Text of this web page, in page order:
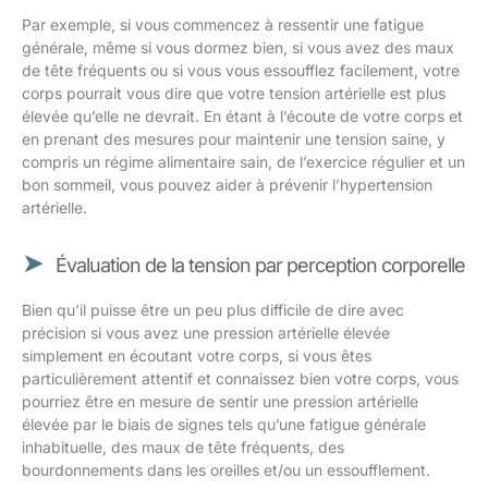
Par exemple, si vous commencez à ressentir une fatigue
générale, même si vous dormez bien, si vous avez des maux
de tête fréquents ou si vous vous essoufflez facilement, votre
corps pourrait vous dire que votre tension artérielle est plus
élevée qu’elle ne devrait. En étant à l’écoute de votre corps et
en prenant des mesures pour maintenir une tension saine, y
compris un régime alimentaire sain, de l’exercice régulier et un
bon sommeil, vous pouvez aider à prévenir l’hypertension
artérielle.
Évaluation de la tension par perception corporelle
Bien qu’il puisse être un peu plus difficile de dire avec
précision si vous avez une pression artérielle élevée
simplement en écoutant votre corps, si vous êtes
particulièrement attentif et connaissez bien votre corps, vous
pourriez être en mesure de sentir une pression artérielle
élevée par le biais de signes tels qu’une fatigue générale
inhabituelle, des maux de tête fréquents, des
bourdonnements dans les oreilles et/ou un essoufflement.